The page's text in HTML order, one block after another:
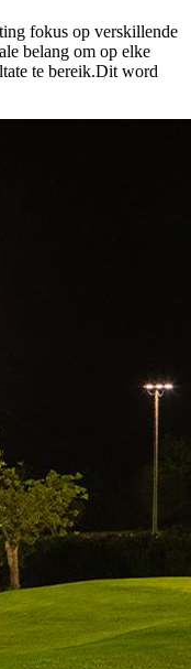
fokus op verskillende
belang om op elke
te bereik.Dit word